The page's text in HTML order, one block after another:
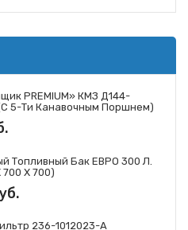
PREMIUM» КМЗ Д144-
5-Ти Канавочным Поршнем)
Топливный Бак ЕВРО 300 Л.
Х 700)
236-1012023-А